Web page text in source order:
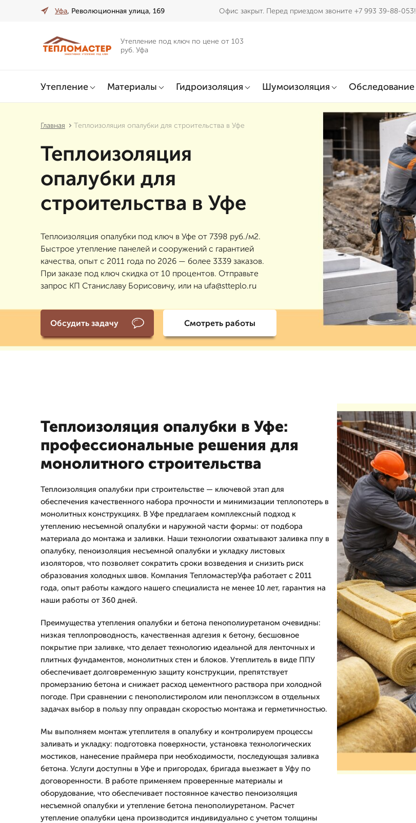
Уфа, Революционная улица, 169 Офис закрыт. Перед приездом звоните +7 993 39-88-053!
Утепление под ключ по цене от 103
руб. Уфа
Утепление Материалы Гидроизоляция Шумоизоляция Обследование
Главная Теплоизоляция опалубки для строительства в Уфе
Теплоизоляция
опалубки для
строительства в Уфе
Теплоизоляция опалубки под ключ в Уфе от 7398 руб./м2.
Быстрое утепление панелей и сооружений с гарантией
качества, опыт с 2011 года по 2026 — более 3339 заказов.
При заказе под ключ скидка от 10 процентов. Отправьте
запрос КП Станиславу Борисовичу, или на ufa@stteplo.ru
Обсудить задачу Смотреть работы
Теплоизоляция опалубки в Уфе:
профессиональные решения для
монолитного строительства
Теплоизоляция опалубки при строительстве — ключевой этап для
обеспечения качественного набора прочности и минимизации теплопотерь в
монолитных конструкциях. В Уфе предлагаем комплексный подход к
утеплению несъемной опалубки и наружной части формы: от подбора
материала до монтажа и заливки. Наши технологии охватывают заливка ппу в
опалубку, пеноизоляция несъемной опалубки и укладку листовых
изоляторов, что позволяет сократить сроки возведения и снизить риск
образования холодных швов. Компания ТепломастерУфа работает с 2011
года, опыт работы каждого нашего специалиста не менее 10 лет, гарантия на
наши работы от 360 дней.
Преимущества утепления опалубки и бетона пенополиуретаном очевидны:
низкая теплопроводность, качественная адгезия к бетону, бесшовное
покрытие при заливке, что делает технологию идеальной для ленточных и
плитных фундаментов, монолитных стен и блоков. Утеплитель в виде ППУ
обеспечивает долговременную защиту конструкции, препятствует
промерзанию бетона и снижает расход цементного раствора при холодной
погоде. При сравнении с пенополистиролом или пеноплэксом в отдельных
задачах выбор в пользу ппу оправдан скоростью монтажа и герметичностью.
Мы выполняем монтаж утеплителя в опалубку и контролируем процессы
заливать и укладку: подготовка поверхности, установка технологических
мостиков, нанесение праймера при необходимости, последующая заливка
бетона. Услуги доступны в Уфе и пригородах, бригада выезжает в Уфу по
договоренности. В работе применяем проверенные материалы и
оборудование, что обеспечивает постоянное качество пеноизоляция
несъемной опалубки и утепление бетона пенополиуретаном. Расчет
утепление опалубки цена производится индивидуально с учетом толщины